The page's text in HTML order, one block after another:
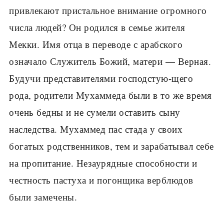
привлекают пристальное внимание огромного
числа людей? Он родился в семье жителя
Мекки. Имя отца в переводе с арабского
означало Служитель Божий, матери — Верная.
Будучи представителями господстую-щего
рода, родители Мухаммеда были в то же время
очень бедны и не сумели оставить сыну
наследства. Мухаммед пас стада у своих
богатых родственников, тем и зарабатывал себе
на пропитание. Незаурядные способности и
честность пастуха и погонщика верблюдов
были замечены.